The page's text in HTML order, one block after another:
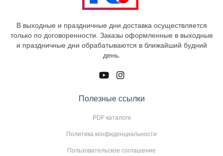
В выходные и праздничные дни доставка осуществляется
только по договоренности. Заказы оформленные в выходные
и праздничные дни обрабатываются в ближайший будний
день.
Полезные ссылки
PDF каталоги
Политика конфиденциальности
Пользовательское соглашение